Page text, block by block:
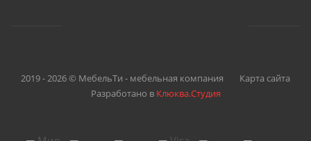
2019 - 2026 © МебельТи - мебельная компания
Карта сайта
Разработано в Клюква.Студия